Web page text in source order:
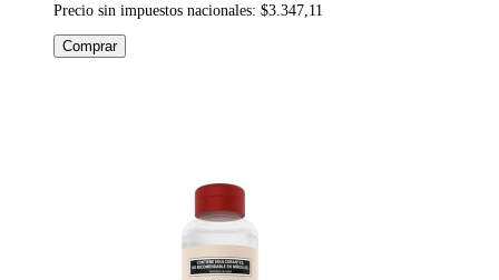
Precio sin impuestos nacionales: $3.347,11
Comprar